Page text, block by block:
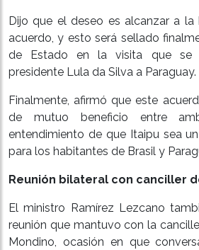
Dijo que el deseo es alcanzar a la
acuerdo, y esto será sellado
de Estado en la visita que se
presidente Lula da Silva a Paraguay.
Finalmente, afirmó que este
de mutuo beneficio entre
entendimiento de que Itaipu sea
para los habitantes de Brasil y
Reunión bilateral con canciller
El ministro Ramírez Lezcano
reunión que mantuvo con la
Mondino, ocasión en que